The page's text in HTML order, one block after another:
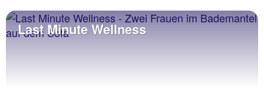
Last Minute Wellness